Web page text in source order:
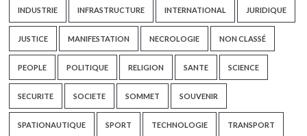
INDUSTRIE INFRASTRUCTURE INTERNATIONAL JURIDIQUE
JUSTICE MANIFESTATION NECROLOGIE NON CLASSÉ
PEOPLE POLITIQUE RELIGION SANTE SCIENCE
SECURITE SOCIETE SOMMET SOUVENIR
SPATIONAUTIQUE SPORT TECHNOLOGIE TRANSPORT